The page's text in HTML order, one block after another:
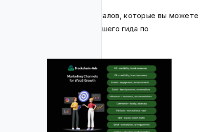
Вот инфографика всех каналов, которые вы можете
исследовать, взятая из нашего гида по